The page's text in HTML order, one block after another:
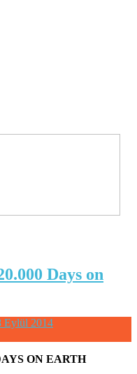
Days on
Eylül 2014
ON EARTH